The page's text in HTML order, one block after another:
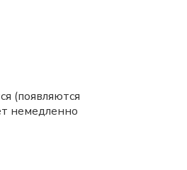
(появляются
немедленно